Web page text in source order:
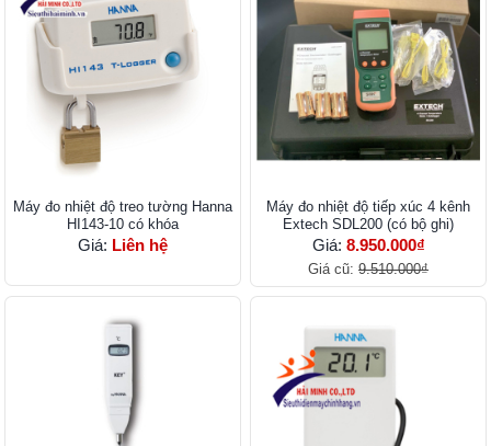
Máy đo nhiệt độ treo tường Hanna
HI143-10 có khóa
Giá: Liên hệ
Máy đo nhiệt độ tiếp xúc 4 kênh
Extech SDL200 (có bộ ghi)
Giá: 8.950.000₫
Giá cũ: 9.510.000₫